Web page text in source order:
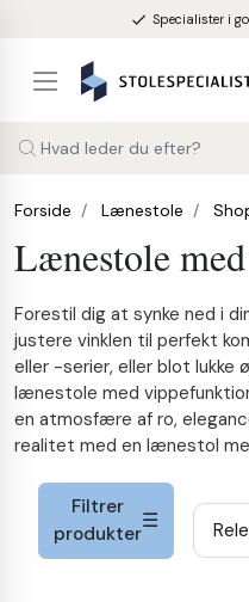
done Specialister i
Hvad leder du efter?
Forside Lænestole
Lænestole
Forestil dig at synke ned i
justere vinklen til perfekt
eller -serier, eller blot lukke
lænestole med
en atmosfære af ro,
realitet med en lænestol
Filtrer
produkter
Sorter